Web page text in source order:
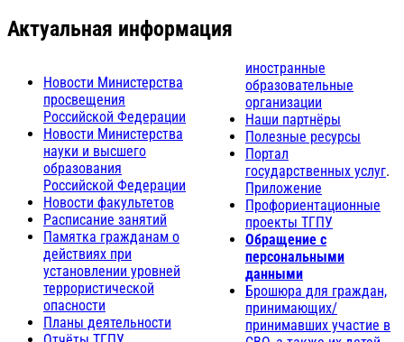
Актуальная информация
Новости Министерства
просвещения
Российской Федерации
Новости Министерства
науки и высшего
образования
Российской Федерации
Новости факультетов
Расписание занятий
Памятка гражданам о
действиях при
установлении уровней
террористической
опасности
Планы деятельности
иностранные
образовательные
организации
Наши партнёры
Полезные ресурсы
Портал
государственных услуг.
Приложение
Профориентационные
проекты ТГПУ
Обращение с
персональными
данными
Брошюра для граждан,
принимающих/
принимавших участие в